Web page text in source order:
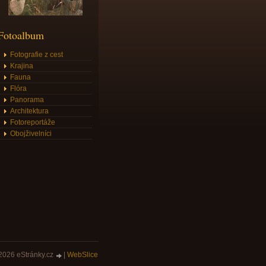
Fotografie z cest
Krajina
Fauna
Flóra
Panorama
Architektura
Fotoreportáže
Obojživelníci
eStránky.cz WebSlice